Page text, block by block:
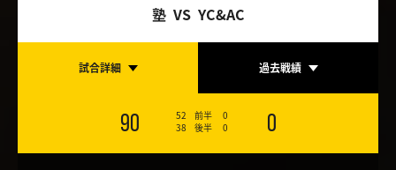
塾 VS YC&AC
試合詳細 過去戦績
90 52 前半
0
38
後半 0 0